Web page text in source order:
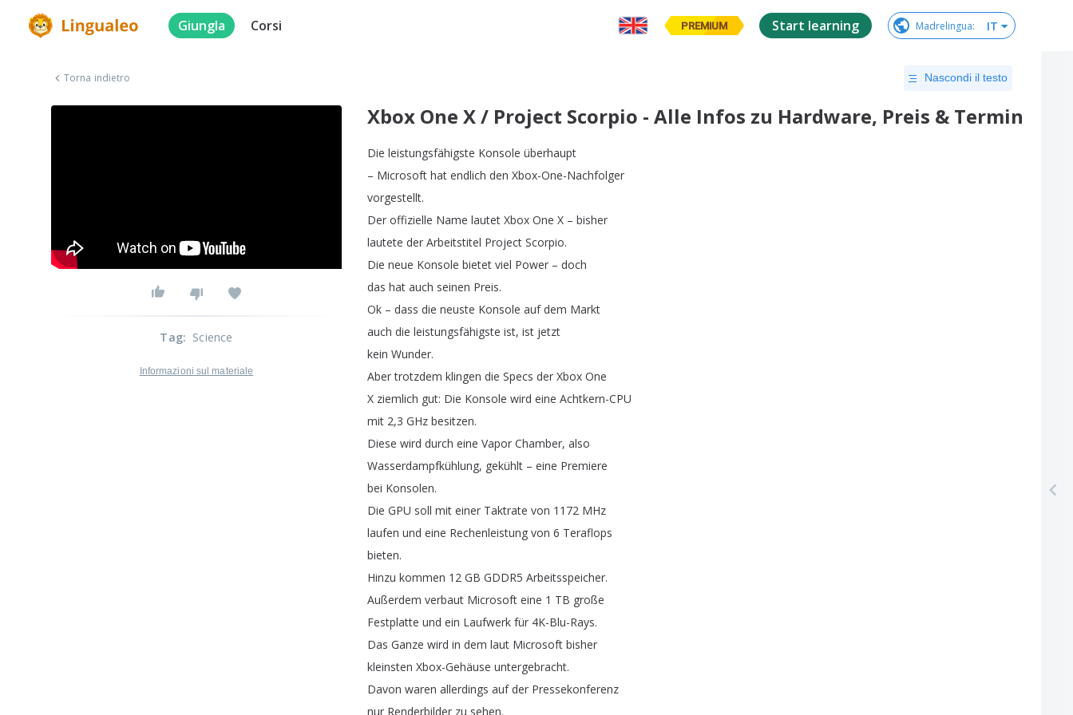
Giungla Corsi PREMIUM Start learning Madrelingua: IT
Torna indietro Nascondi il testo
Xbox One X / Project Scorpio - Alle Infos zu Hardware, Preis & Termin
Die leistungsfähigste Konsole überhaupt
– Microsoft hat endlich den Xbox-One-Nachfolger
vorgestellt.
Der offizielle Name lautet Xbox One X – bisher
lautete der Arbeitstitel Project Scorpio.
Die neue Konsole bietet viel Power – doch
das hat auch seinen Preis.
Ok – dass die neuste Konsole auf dem Markt
auch die leistungsfähigste ist, ist jetzt
kein Wunder.
Aber trotzdem klingen die Specs der Xbox One
X ziemlich gut: Die Konsole wird eine Achtkern-CPU
mit 2,3 GHz besitzen.
Diese wird durch eine Vapor Chamber, also
Wasserdampfkühlung, gekühlt – eine Premiere
bei Konsolen.
Die GPU soll mit einer Taktrate von 1172 MHz
laufen und eine Rechenleistung von 6 Teraflops
bieten.
Hinzu kommen 12 GB GDDR5 Arbeitsspeicher.
Außerdem verbaut Microsoft eine 1 TB große
Festplatte und ein Laufwerk für 4K-Blu-Rays.
Das Ganze wird in dem laut Microsoft bisher
kleinsten Xbox-Gehäuse untergebracht.
Davon waren allerdings auf der Pressekonferenz
nur Renderbilder zu sehen.
Tag: Science
Informazioni sul materiale